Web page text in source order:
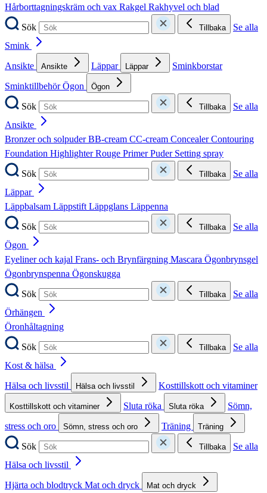
Hårborttagningskräm och vax Rakgel Rakhyvel och blad
Sök
Tillbaka
Se alla
Smink
Ansikte
Ansikte Läppar Läppar
Sminkborstar
SminktillbehörÖgon Ögon
Sök Tillbaka
Se alla
Ansikte
Bronzer och solpuderBB-cream CC-cream ConcealerContouring
Foundation HighlighterRouge PrimerPuder Setting spray
Sök
Tillbaka
Se alla
Läppar
Läppbalsam LäppstiftLäppglans Läppenna
Sök
Tillbaka
Se alla
Ögon
Eyeliner och kajal Frans- och Brynfärgning Mascara Ögonbrynsgel
Ögonbrynspenna Ögonskugga
Sök
Tillbaka
Se alla
Örhängen
Öronhåltagning
Sök
Tillbaka
Se alla
Kost & hälsa
Hälsa och livsstil
Hälsa och livsstil Kosttillskott och vitaminer
Kosttillskott och vitaminer Sluta röka Sluta röka
Sömn,
stress och oro
Sömn, stress och oro Träning Träning
Sök Tillbaka
Se alla
Hälsa och livsstil
Hjärta och blodtryck Mat och dryck Mat och dryck